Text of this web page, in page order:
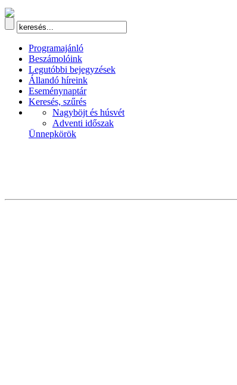
Programajánló
Beszámolóink
Legutóbbi bejegyzések
Állandó híreink
Eseménynaptár
Keresés, szűrés
Nagyböjt és húsvét
Adventi időszak
Ünnepkörök